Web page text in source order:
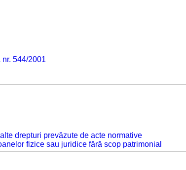
544/2001
drepturi prevăzute de acte normative
fizice sau juridice fără scop patrimonial